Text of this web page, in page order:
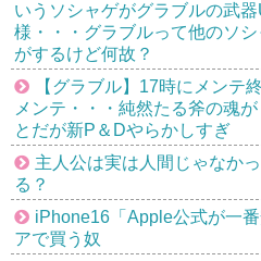
いうソシャゲがグラブルの武
様・・・グラブルって他のソ
がするけど何故？
【グラブル】17時にメンテ
メンテ・・・純然たる斧の魂
とだが新P＆Dやらかしすぎ
主人公は実は人間じゃなか
る？
iPhone16「Apple公式が一
アで買う奴